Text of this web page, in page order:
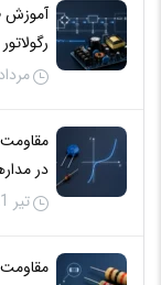
مرداد 16, 1405
در
تیر 21, 1405